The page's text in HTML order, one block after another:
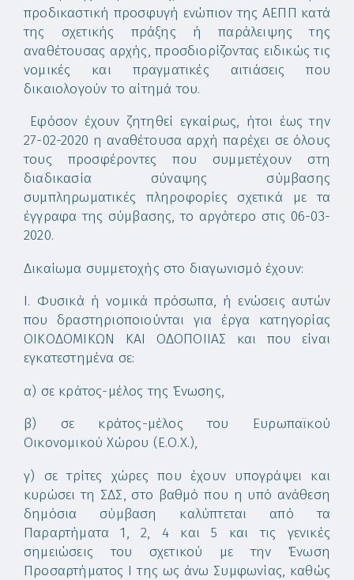
προδικαστική προσφυγή ενώπιον της ΑΕΠΠ κατά
της σχετικής πράξης ή παράλειψης της
αναθέτουσας αρχής, προσδιορίζοντας ειδικώς τις
νομικές και πραγματικές αιτιάσεις που
δικαιολογούν το αίτημά του.
Εφόσον έχουν ζητηθεί εγκαίρως, ήτοι έως την
27-02-2020 η αναθέτουσα αρχή παρέχει σε όλους
τους προσφέροντες που συμμετέχουν στη
διαδικασία σύναψης σύμβασης
συμπληρωματικές πληροφορίες σχετικά με τα
έγγραφα της σύμβασης, το αργότερο στις 06-03-
2020.
Δικαίωμα συμμετοχής στο διαγωνισμό έχουν:
Ι. Φυσικά ή νομικά πρόσωπα, ή ενώσεις αυτών
που δραστηριοποιούνται για έργα κατηγορίας
ΟΙΚΟΔΟΜΙΚΩΝ ΚΑΙ ΟΔΟΠΟΙΙΑΣ και που είναι
εγκατεστημένα σε:
α) σε κράτος-μέλος της Ένωσης,
β) σε κράτος-μέλος του Ευρωπαϊκού
Οικονομικού Χώρου (Ε.Ο.Χ.),
γ) σε τρίτες χώρες που έχουν υπογράψει και
κυρώσει τη ΣΔΣ, στο βαθμό που η υπό ανάθεση
δημόσια σύμβαση καλύπτεται από τα
Παραρτήματα 1, 2, 4 και 5 και τις γενικές
σημειώσεις του σχετικού με την Ένωση
Προσαρτήματος I της ως άνω Συμφωνίας, καθώς